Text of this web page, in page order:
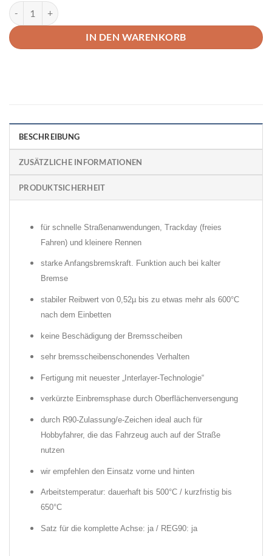
EBC Bluestuff Bremsbeläge VA Ford Fiesta ST MK8 Menge
IN DEN WARENKORB
BESCHREIBUNG
ZUSÄTZLICHE INFORMATIONEN
PRODUKTSICHERHEIT
für schnelle Straßenanwendungen, Trackday (freies
Fahren) und kleinere Rennen
starke Anfangsbremskraft. Funktion auch bei kalter
Bremse
stabiler Reibwert von 0,52µ bis zu etwas mehr als 600°C
nach dem Einbetten
keine Beschädigung der Bremsscheiben
sehr bremsscheibenschonendes Verhalten
Fertigung mit neuester „Interlayer-Technologie“
verkürzte Einbremsphase durch Oberflächenversengung
durch R90-Zulassung/e-Zeichen ideal auch für
Hobbyfahrer, die das Fahrzeug auch auf der Straße
nutzen
wir empfehlen den Einsatz vorne und hinten
Arbeitstemperatur: dauerhaft bis 500°C / kurzfristig bis
650°C
Satz für die komplette Achse: ja / REG90: ja